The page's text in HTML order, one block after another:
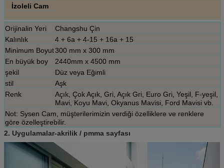
İzoleli Cam
Orijinalin Yeri
Changshu Çin
Kalınlık
4 + 6a + 4-15 + 16a + 15
Minimum Boyut300 mm x 300 mm
En büyük boy
2440mm x 4500 mm
şekil
Düz veya Eğimli
stil
Aşk
Renk
Açık, Çok Açık, Gri, Açık Gri, Euro Gri, Yeşil, F-yeşil,
Mavi, Koyu Mavi, Okyanus Mavisi, Ford Mavisi vb.
Not: Sysen Cam, müşterilerimizin verdiği özelliklere ve renklere
göre özelleştirebilir.
2. Uygulamalar-akrilik / pmma sayfası